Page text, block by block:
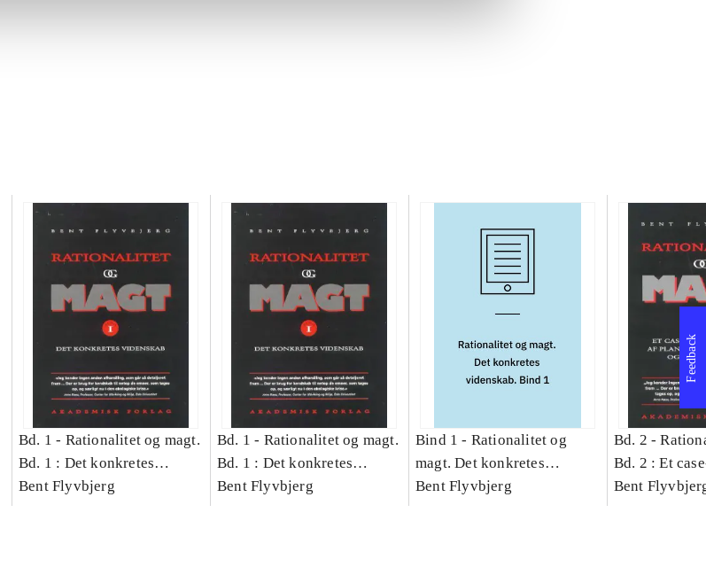
Bd. 1 - Rationalitet og magt.
Bd. 1 : Det konkretes
videnskab
Bent Flyvbjerg
Bd. 1 - Rationalitet og magt.
Bd. 1 : Det konkretes
videnskab
Bent Flyvbjerg
Bind 1 - Rationalitet og
magt. Det konkretes
videnskab. Bind 1
Bent Flyvbjerg
Bd. 2 -
Bd. 2 : Et
studie af
Bent
Feedback